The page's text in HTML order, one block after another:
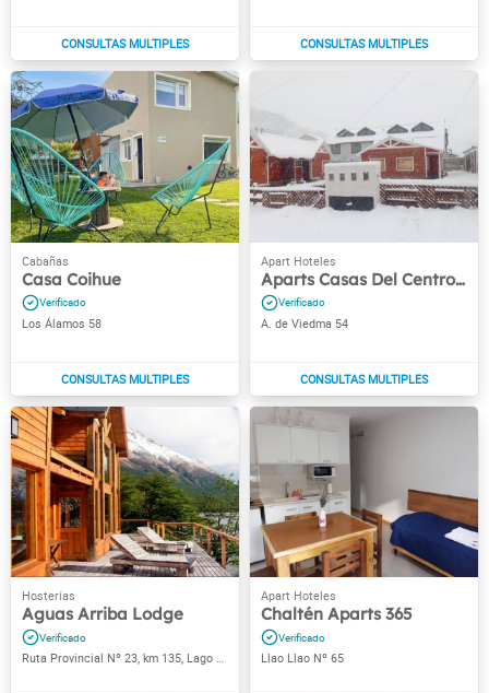
Casa Coihue
Los Álamos 58
Aparts Casas Del Centro El Chaltén
A. de Viedma 54
Aguas Arriba Lodge
Ruta Provincial Nº 23, km 135, Lago del Desierto Valle del Río de las Vueltas
Chaltén Aparts 365
Llao Llao Nº 65